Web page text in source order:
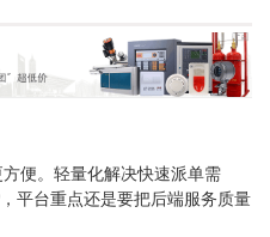
便。轻量化解决快速派单需
平台重点还是要把后端服务质量